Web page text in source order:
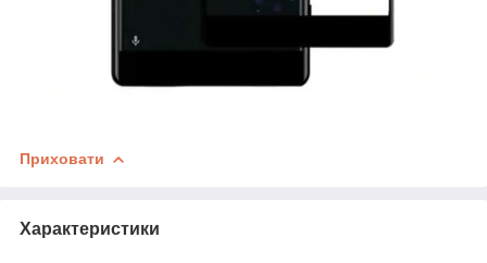
Приховати
Характеристики